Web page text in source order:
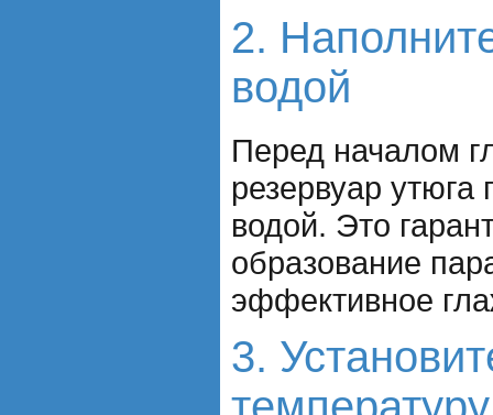
2.
водой
Перед началом
резервуар
водой. Это
образование
эффективное
3.